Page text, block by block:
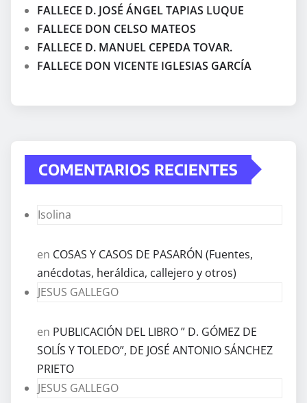
FALLECE D. JOSÉ ÁNGEL TAPIAS LUQUE
FALLECE DON CELSO MATEOS
FALLECE D. MANUEL CEPEDA TOVAR.
FALLECE DON VICENTE IGLESIAS GARCÍA
COMENTARIOS RECIENTES
Isolina
en COSAS Y CASOS DE PASARÓN (Fuentes,
anécdotas, heráldica, callejero y otros)
JESUS GALLEGO
en PUBLICACIÓN DEL LIBRO ” D. GÓMEZ DE
SOLÍS Y TOLEDO”, DE JOSÉ ANTONIO SÁNCHEZ
PRIETO
JESUS GALLEGO